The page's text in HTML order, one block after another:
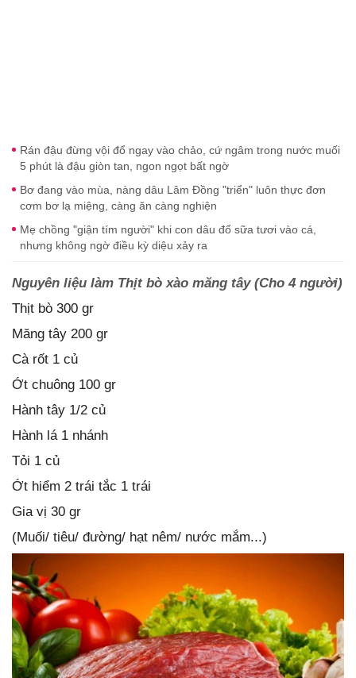
Rán đậu đừng vội đổ ngay vào chảo, cứ ngâm trong nước muối
5 phút là đậu giòn tan, ngon ngọt bất ngờ
Bơ đang vào mùa, nàng dâu Lâm Đồng "triển" luôn thực đơn
cơm bơ lạ miệng, càng ăn càng nghiện
Mẹ chồng "giận tím người" khi con dâu đổ sữa tươi vào cá,
nhưng không ngờ điều kỳ diệu xảy ra
Nguyên liệu làm Thịt bò xào măng tây (Cho 4 người)
Thịt bò 300 gr
Măng tây 200 gr
Cà rốt 1 củ
Ớt chuông 100 gr
Hành tây 1/2 củ
Hành lá 1 nhánh
Tỏi 1 củ
Ớt hiểm 2 trái tắc 1 trái
Gia vị 30 gr
(Muối/ tiêu/ đường/ hạt nêm/ nước mắm...)